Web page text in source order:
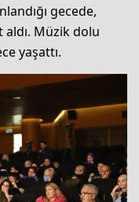
gecede,
Müzik dolu
yaşattı.